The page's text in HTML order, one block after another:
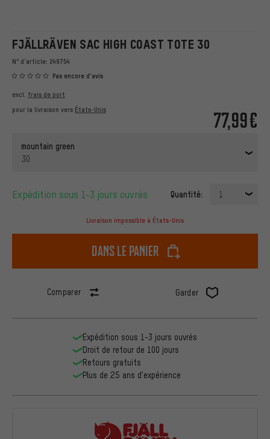
FJÄLLRÄVEN SAC HIGH COAST TOTE 30
N° d'article: 249754
Pas encore d'avis
77,99€
excl. frais de port
pour la livraison vers États-Unis
mountain green
30
Expédition sous 1-3 jours ouvrés Quantité: 1
Livraison impossible à États-Unis
dans le panier
Comparer Garder
Expédition sous 1-3 jours ouvrés
Droit de retour de 100 jours
Retours gratuits
Plus de 25 ans d'expérience